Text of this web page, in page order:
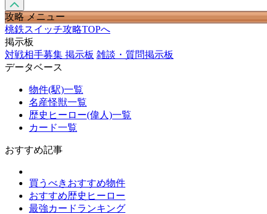
攻略 メニュー
桃鉄スイッチ攻略TOPへ
掲示板
対戦相手募集 掲示板 雑談・質問掲示板
データベース
物件(駅)一覧
名産怪獣一覧
歴史ヒーロー(偉人)一覧
カード一覧
おすすめ記事
買うべきおすすめ物件
おすすめ歴史ヒーロー
最強カードランキング